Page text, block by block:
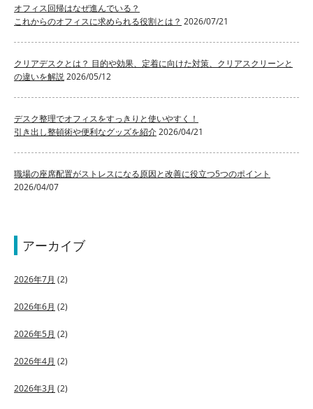
オフィス回帰はなぜ進んでいる？
これからのオフィスに求められる役割とは？ 2026/07/21
クリアデスクとは？ 目的や効果、定着に向けた対策、クリアスクリーンと
の違いを解説2026/05/12
デスク整理でオフィスをすっきりと使いやすく！
引き出し整頓術や便利なグッズを紹介2026/04/21
職場の座席配置がストレスになる原因と改善に役立つ5つのポイント
2026/04/07
アーカイブ
2026年7月 (2)
2026年6月 (2)
2026年5月 (2)
2026年4月 (2)
2026年3月 (2)